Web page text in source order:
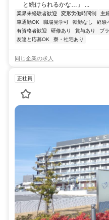
と続けられるかな…」 ...
業界未経験者歓迎 変形労働時間制 主
車通勤OK
職場見学可 転勤なし 経験
有資格者歓迎
研修あり 賞与あり ブ
友達と応募OK
寮・社宅あり
同じ企業の求人
正社員